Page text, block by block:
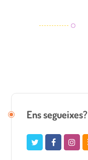
Ens segueixes?